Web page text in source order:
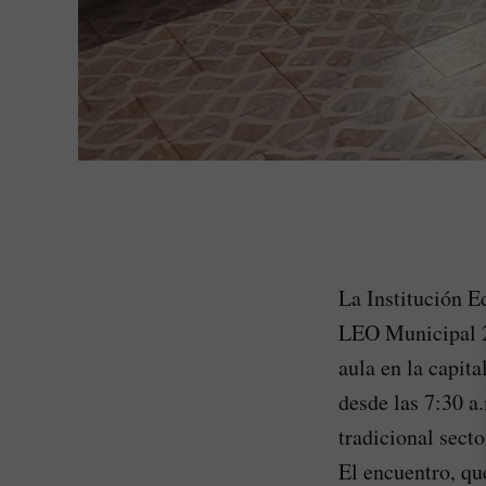
La Institución
LEO Municipal
aula en la
desde las 7:30
tradicional
El encuentro,